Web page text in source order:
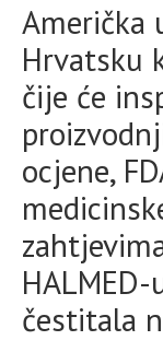
Američka
Hrvatsku
čije će
ocjene,
čestitala